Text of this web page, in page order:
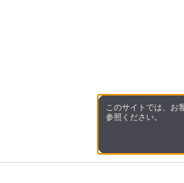
このサイトでは、お
参照ください。